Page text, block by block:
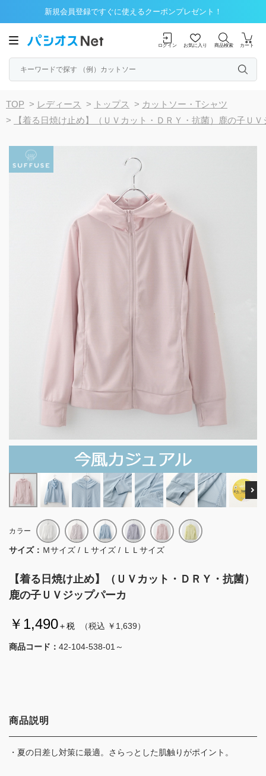
新規会員登録ですぐに使えるクーポンプレゼント！
ログイン お気に入り 商品検索 カート
TOP > レディース > トップス > カットソー・Tシャツ
>
【着る日焼け止め】（ＵＶカット・ＤＲＹ・抗菌）鹿の子Ｕ
【着る日焼け止め】（ＵＶカット・ＤＲＹ・抗菌）
鹿の子ＵＶジップパーカ
￥1,490＋税 （税込 ￥1,639）
商品コード： 42-104-538-01～
カラー
サイズ： Ｍサイズ / Ｌサイズ / ＬＬサイズ
商品説明
・夏の日差し対策に最適。さらっとした肌触りがポイント。